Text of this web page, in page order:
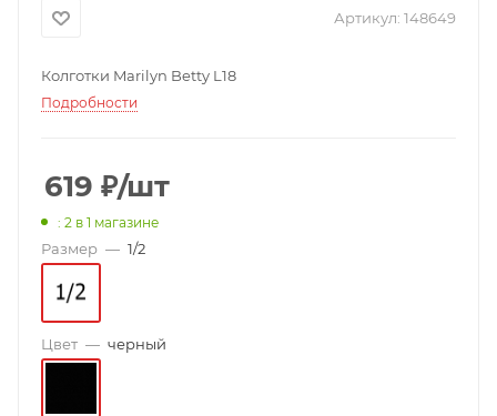
Артикул: 148649
Колготки Marilyn Betty L18
Подробности
619 ₽/шт
: 2 в 1 магазине
Размер — 1/2
Цвет — черный